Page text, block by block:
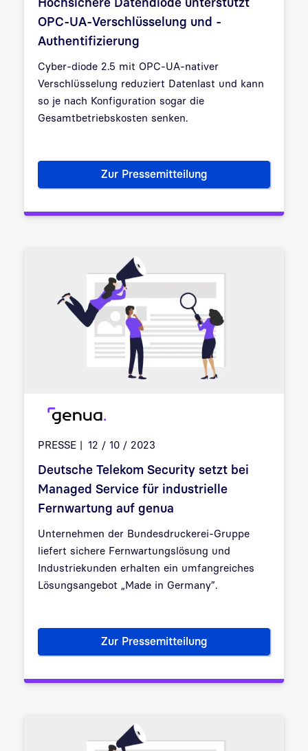
OPC-UA-Verschlüsselung und -
Authentifizierung
Cyber-diode 2.5 mit OPC-UA-nativer
Verschlüsselung reduziert Datenlast und kann
so je nach Konfiguration sogar die
Gesamtbetriebskosten senken.
Zur PressemitteilungHochsichere Datendiode
PRESSE 12 / 10 / 2023
Deutsche Telekom Security setzt bei
Managed Service für industrielle
Fernwartung auf genua
Unternehmen der Bundesdruckerei-Gruppe
liefert sichere Fernwartungslösung und
Industriekunden erhalten ein umfangreiches
Lösungsangebot „Made in Germany”.
Zur PressemitteilungDeutsche Telekom Security